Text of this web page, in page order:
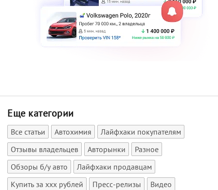
Еще категории
Все статьи Автохимия
Лайфхаки покупателям
Отзывы владельцев
Авторынки
Разное
Обзоры б/у авто
Лайфхаки продавцам
Купить за xxx рублей
Пресс-релизы Видео